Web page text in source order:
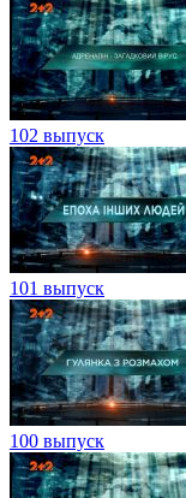
102 выпуск
101 выпуск
100 выпуск